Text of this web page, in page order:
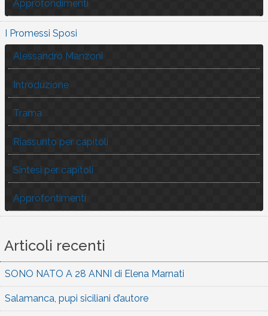
Approfondimenti
I Promessi Sposi
Alessandro Manzoni
Introduzione
Trama
Riassunto per capitoli
Sintesi per capitoli
Approfontimenti
Articoli recenti
SONO NATO A 28 ANNI di Elena Marnati
Salamanca, pupi siciliani d’autore